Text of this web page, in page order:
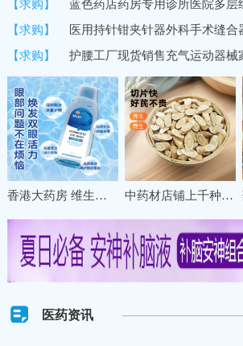
【求购】
【求购】
【求购】
香港大药房 维生素B12洗眼液缓解眼疲劳干涩清洁眼部一次性护理液 中药材店铺上千种冷背名贵草药材甘肃珉县特级野生黄芪直销养生
医药资讯